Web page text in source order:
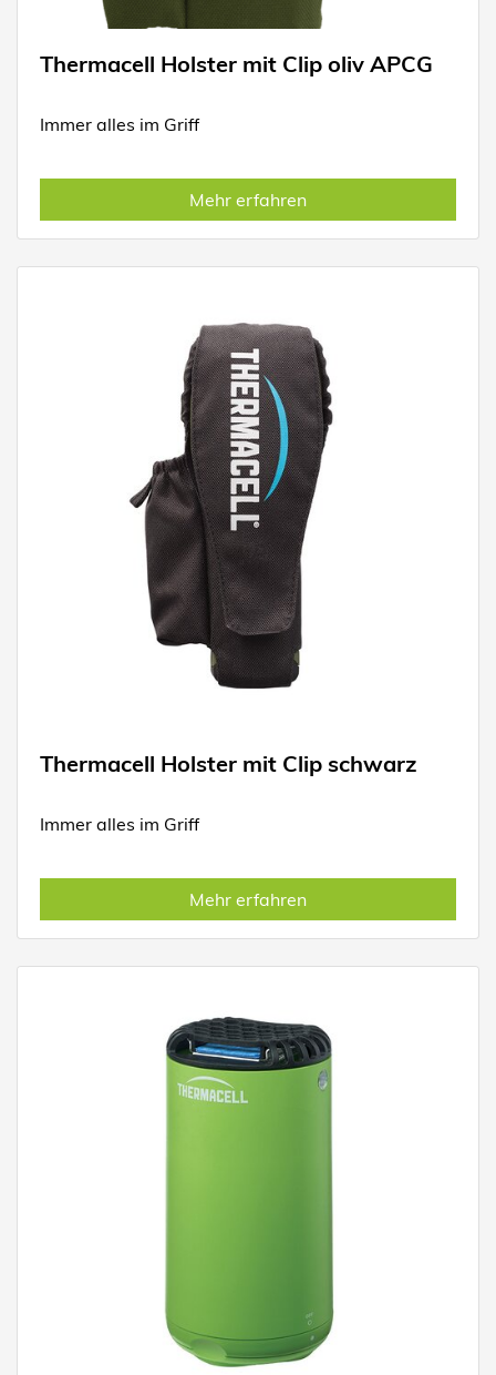
Thermacell Holster mit Clip oliv APCG
Immer alles im Griff
Mehr erfahren
Thermacell Holster mit Clip schwarz
Immer alles im Griff
Mehr erfahren